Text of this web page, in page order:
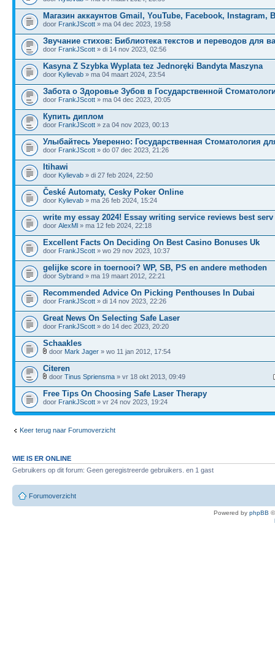
Магазин аккаунтов Gmail, YouTube, Facebook, Instagram,
door FrankJScott » ma 04 dec 2023, 19:58
Звучание стихов: Библиотека текстов и переводов для
door FrankJScott » di 14 nov 2023, 02:56
Kasyna Z Szybka Wyplata tez Jednoręki Bandyta Maszyna
door Kylievab » ma 04 maart 2024, 23:54
Забота о Здоровье Зубов в Государственной
door FrankJScott » ma 04 dec 2023, 20:05
Купить диплом
door FrankJScott » za 04 nov 2023, 00:13
Улыбайтесь Уверенно: Государственная Стоматология
door FrankJScott » do 07 dec 2023, 21:26
Itihawi
door Kylievab » di 27 feb 2024, 22:50
České Automaty, Cesky Poker Online
door Kylievab » ma 26 feb 2024, 15:24
write my essay 2024! Essay writing service reviews best serv
door AlexMl » ma 12 feb 2024, 22:18
Excellent Facts On Deciding On Best Casino Bonuses Uk
door FrankJScott » wo 29 nov 2023, 10:37
gelijke score in toernooi? WP, SB, PS en andere methoden
door Sybrand » ma 19 maart 2012, 22:21
Recommended Advice On Picking Penthouses In Dubai
door FrankJScott » di 14 nov 2023, 22:26
Great News On Selecting Safe Laser
door FrankJScott » do 14 dec 2023, 20:20
Schaakles
door Mark Jager » wo 11 jan 2012, 17:54
Citeren
door Tinus Spriensma » vr 18 okt 2013, 09:49
Free Tips On Choosing Safe Laser Therapy
door FrankJScott » vr 24 nov 2023, 19:24
Keer terug naar Forumoverzicht
WIE IS ER ONLINE
Gebruikers op dit forum: Geen geregistreerde gebruikers. en 1 gast
Forumoverzicht
Powered by phpBB